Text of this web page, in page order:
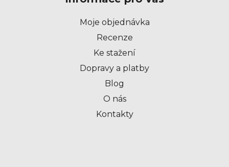
Moje objednávka
Recenze
Ke stažení
Dopravy a platby
Blog
O nás
Kontakty